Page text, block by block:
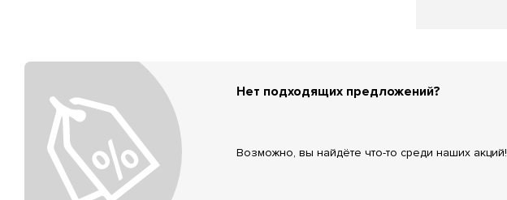
Нет подходящих предложений?
Возможно, вы найдёте что-то среди наших акций!